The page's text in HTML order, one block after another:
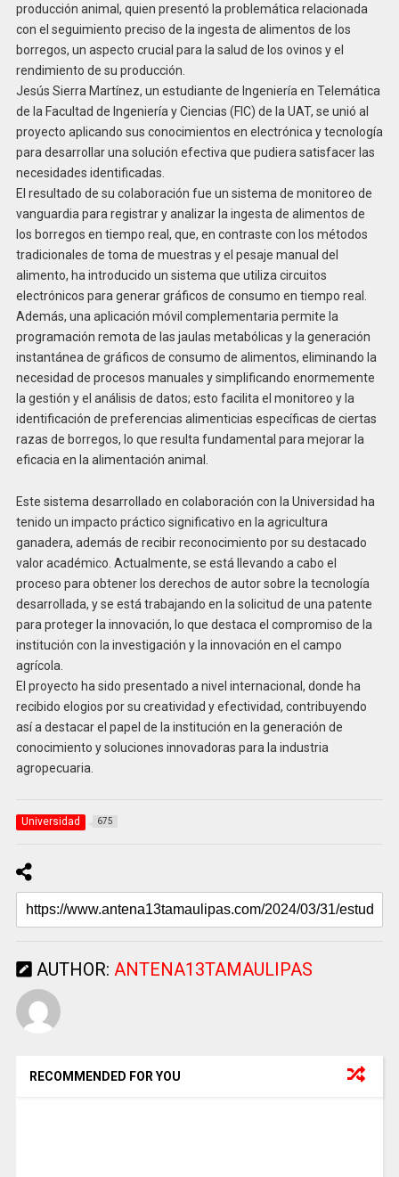
producción animal, quien presentó la problemática relacionada
con el seguimiento preciso de la ingesta de alimentos de los
borregos, un aspecto crucial para la salud de los ovinos y el
rendimiento de su producción.
Jesús Sierra Martínez, un estudiante de Ingeniería en Telemática
de la Facultad de Ingeniería y Ciencias (FIC) de la UAT, se unió al
proyecto aplicando sus conocimientos en electrónica y tecnología
para desarrollar una solución efectiva que pudiera satisfacer las
necesidades identificadas.
El resultado de su colaboración fue un sistema de monitoreo de
vanguardia para registrar y analizar la ingesta de alimentos de
los borregos en tiempo real, que, en contraste con los métodos
tradicionales de toma de muestras y el pesaje manual del
alimento, ha introducido un sistema que utiliza circuitos
electrónicos para generar gráficos de consumo en tiempo real.
Además, una aplicación móvil complementaria permite la
programación remota de las jaulas metabólicas y la generación
instantánea de gráficos de consumo de alimentos, eliminando la
necesidad de procesos manuales y simplificando enormemente
la gestión y el análisis de datos; esto facilita el monitoreo y la
identificación de preferencias alimenticias específicas de ciertas
razas de borregos, lo que resulta fundamental para mejorar la
eficacia en la alimentación animal.
Este sistema desarrollado en colaboración con la Universidad ha
tenido un impacto práctico significativo en la agricultura
ganadera, además de recibir reconocimiento por su destacado
valor académico. Actualmente, se está llevando a cabo el
proceso para obtener los derechos de autor sobre la tecnología
desarrollada, y se está trabajando en la solicitud de una patente
para proteger la innovación, lo que destaca el compromiso de la
institución con la investigación y la innovación en el campo
agrícola.
El proyecto ha sido presentado a nivel internacional, donde ha
recibido elogios por su creatividad y efectividad, contribuyendo
así a destacar el papel de la institución en la generación de
conocimiento y soluciones innovadoras para la industria
agropecuaria.
Universidad 675
AUTHOR: ANTENA13TAMAULIPAS
RECOMMENDED FOR YOU